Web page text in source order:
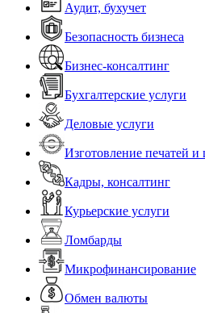
Аудит, бухучет
Безопасность бизнеса
Бизнес-консалтинг
Бухгалтерские услуги
Деловые услуги
Изготовление печатей
Кадры, консалтинг
Курьерские услуги
Ломбарды
Микрофинансирование
Обмен валюты